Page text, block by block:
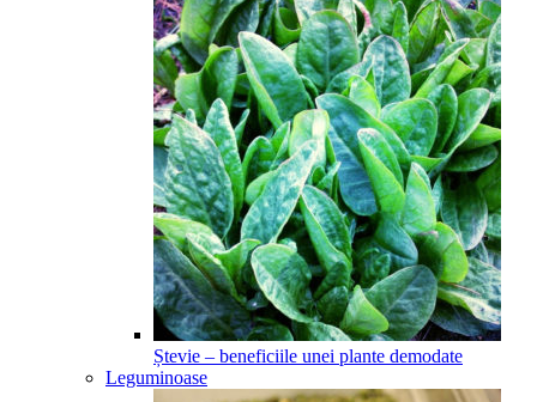
Ștevie – beneficiile unei plante demodate
Leguminoase